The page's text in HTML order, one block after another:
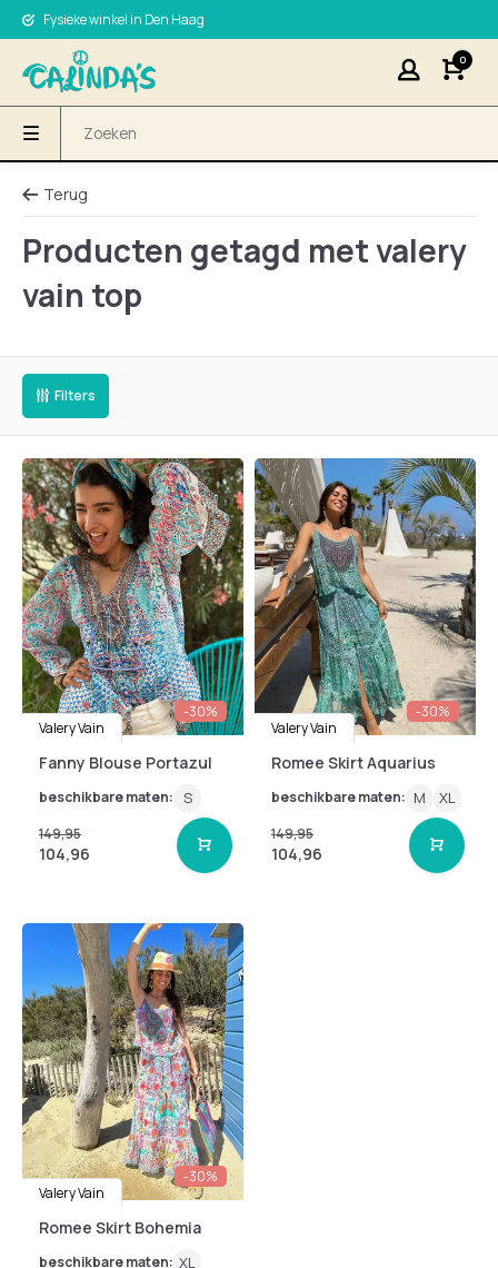
Fysieke winkel in Den Haag
0
Terug
Producten getagd met valery
vain top
Filters
-30%
Valery Vain
Fanny Blouse Portazul
beschikbare maten: S
149,95
104,96
-30%
Valery Vain
Romee Skirt Aquarius
beschikbare maten: M XL
149,95
104,96
-30%
Valery Vain
Romee Skirt Bohemia
beschikbare maten: XL